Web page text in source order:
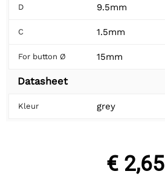
D 9.5mm
C 1.5mm
For button Ø 15mm
Datasheet
Kleur grey
€ 2,65